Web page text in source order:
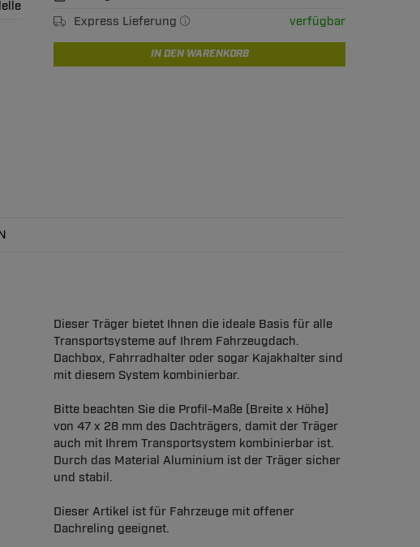
Express Lieferung
verfügbar
IN DEN WARENKORB
Dieser Träger bietet Ihnen die ideale Basis für alle
Transportsysteme auf Ihrem Fahrzeugdach.
Dachbox, Fahrradhalter oder sogar Kajakhalter sind
mit diesem System kombinierbar.
Bitte beachten Sie die Profil-Maße (Breite x Höhe)
von 47 x 28 mm des Dachträgers, damit der Träger
auch mit Ihrem Transportsystem kombinierbar ist.
Durch das Material Aluminium ist der Träger sicher
und stabil.
Dieser Artikel ist für Fahrzeuge mit offener
Dachreling geeignet.